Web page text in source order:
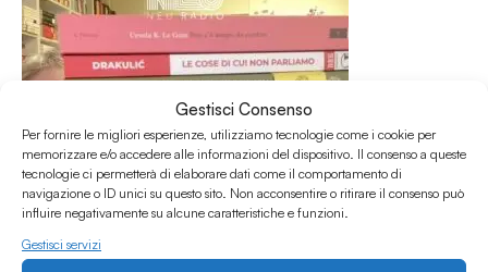
Gestisci Consenso
Per fornire le migliori esperienze, utilizziamo tecnologie come i cookie per
memorizzare e/o accedere alle informazioni del dispositivo. Il consenso a queste
tecnologie ci permetterà di elaborare dati come il comportamento di
navigazione o ID unici su questo sito. Non acconsentire o ritirare il consenso può
influire negativamente su alcune caratteristiche e funzioni.
Gestisci servizi